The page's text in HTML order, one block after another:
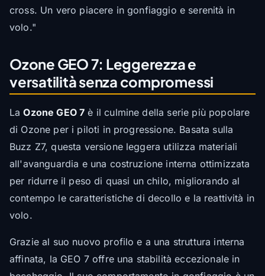
cross. Un vero piacere in gonfiaggio e serenità in
volo."
Ozone GEO 7: Leggerezza e
versatilità senza compromessi
LaOzone GEO 7 è il culmine della serie più popolare
di Ozone per i piloti in progressione. Basata sulla
Buzz Z7, questa versione leggera utilizza materiali
all'avanguardia e una costruzione interna ottimizzata
per ridurre il peso di quasi un chilo, migliorando al
contempo le caratteristiche di decollo e la reattività in
volo.
Grazie al suo nuovo profilo e a una struttura interna
affinata, la GEO 7 offre una stabilità eccezionale in